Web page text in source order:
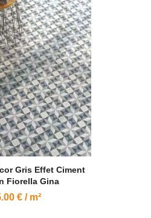
Gris Effet Ciment
Fiorella Gina
€ / m²